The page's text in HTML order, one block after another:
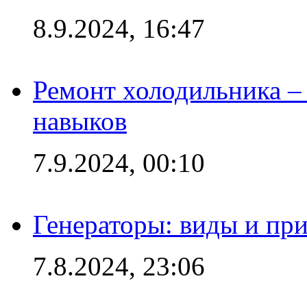
8.9.2024, 16:47
Ремонт холодильника
навыков
7.9.2024, 00:10
Генераторы: виды и
7.8.2024, 23:06